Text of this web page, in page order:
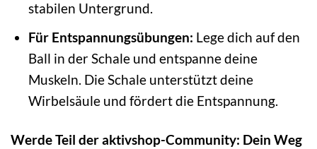
stabilen Untergrund.
Für Entspannungsübungen: Lege dich auf den
Ball in der Schale und entspanne deine
Muskeln. Die Schale unterstützt deine
Wirbelsäule und fördert die Entspannung.
Werde Teil der aktivshop-Community: Dein Weg